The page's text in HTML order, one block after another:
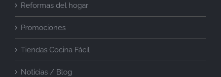
Reformas del hogar
Promociones
Tiendas Cocina Fácil
Noticias / Blog